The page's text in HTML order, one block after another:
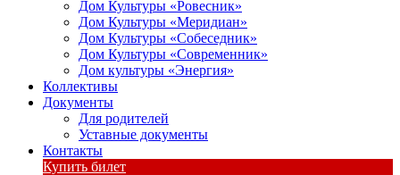
Дом Культуры «Ровесник»
Дом Культуры «Меридиан»
Дом Культуры «Собеседник»
Дом Культуры «Современник»
Дом культуры «Энергия»
Коллективы
Документы
Для родителей
Уставные документы
Контакты
Купить билет